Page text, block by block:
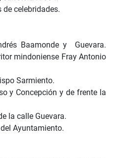
de celebridades.
Baamonde y Guevara.
mindoniense Fray Antonio
Sarmiento.
y Concepción y de frente la
la calle Guevara.
Ayuntamiento.